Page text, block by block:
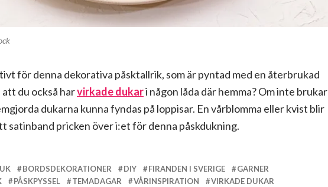
för denna dekorativa påsktallrik, som är pyntad med en återbrukad
du också harvirkade dukari någon låda där hemma? Om inte brukar
dukarna kunna fyndas på loppisar. En vårblomma eller kvist blir
satinband pricken över i:et för denna påskdukning.
BORDSDEKORATIONER DIY FIRANDEN I SVERIGE
GARNER
PÅSKPYSSEL TEMADAGAR VÅRINSPIRATION VIRKADE DUKAR